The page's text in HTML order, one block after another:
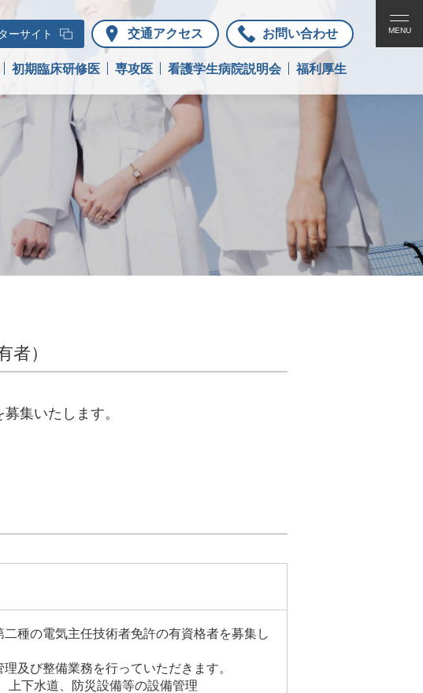
ーサイト 交通アクセス お問い合わせ
初期臨床研修医 専攻医 看護学生病院説明会 福利厚生
お知らせ
お問い合わせ
者）
集いたします。
二種の電気主任技術者免許の有資格者を募集し
及び整備業務を行っていただきます。
上下水道、防災設備等の設備管理